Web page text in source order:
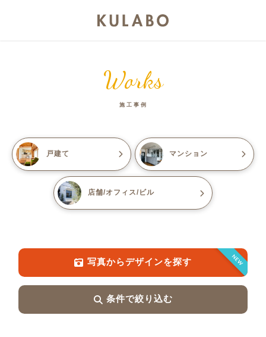
Works
施工事例
戸建て マンション
店舗/オフィス/ビル
NEW
写真からデザインを探す
条件で絞り込む